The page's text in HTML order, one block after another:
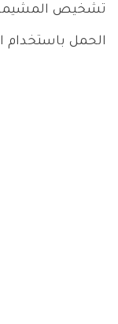
تشخيص المشيمة
الحمل باستخدام